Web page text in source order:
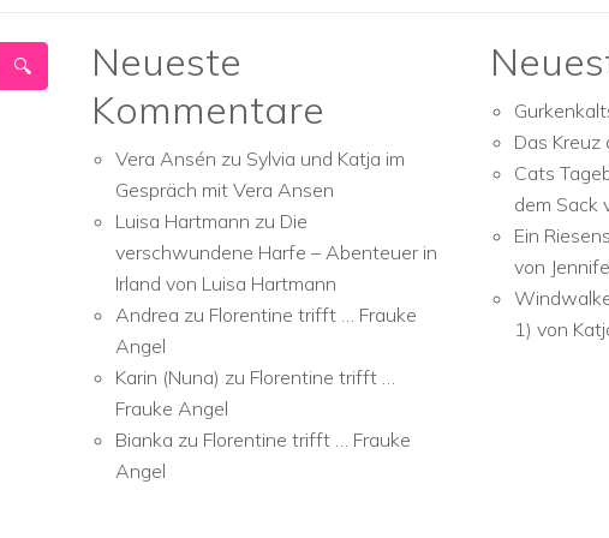
Neueste
Kommentare
Vera Ansén zu Sylvia und Katja im
Gespräch mit Vera Ansen
Luisa Hartmann zu Die
verschwundene Harfe – Abenteuer in
Irland von Luisa Hartmann
Andrea zu Florentine trifft … Frauke
Angel
Karin (Nuna) zu Florentine trifft …
Frauke Angel
Bianka zu Florentine trifft … Frauke
Angel
Das Kreuz
Cats
dem Sack
Ein
von
1) von